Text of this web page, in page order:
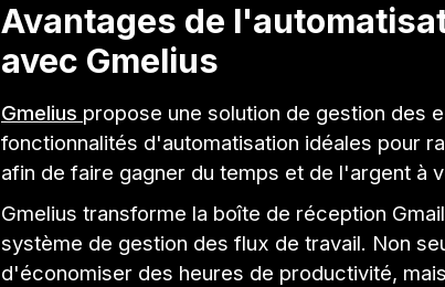
Avantages de
avec Gmelius
Gmelius propose une solution de gestion des
fonctionnalités d'automatisation idéales pour
afin de faire gagner du temps et de l'argent à
Gmelius transforme la boîte de réception
système de gestion des flux de travail. Non
d'économiser des heures de productivité,